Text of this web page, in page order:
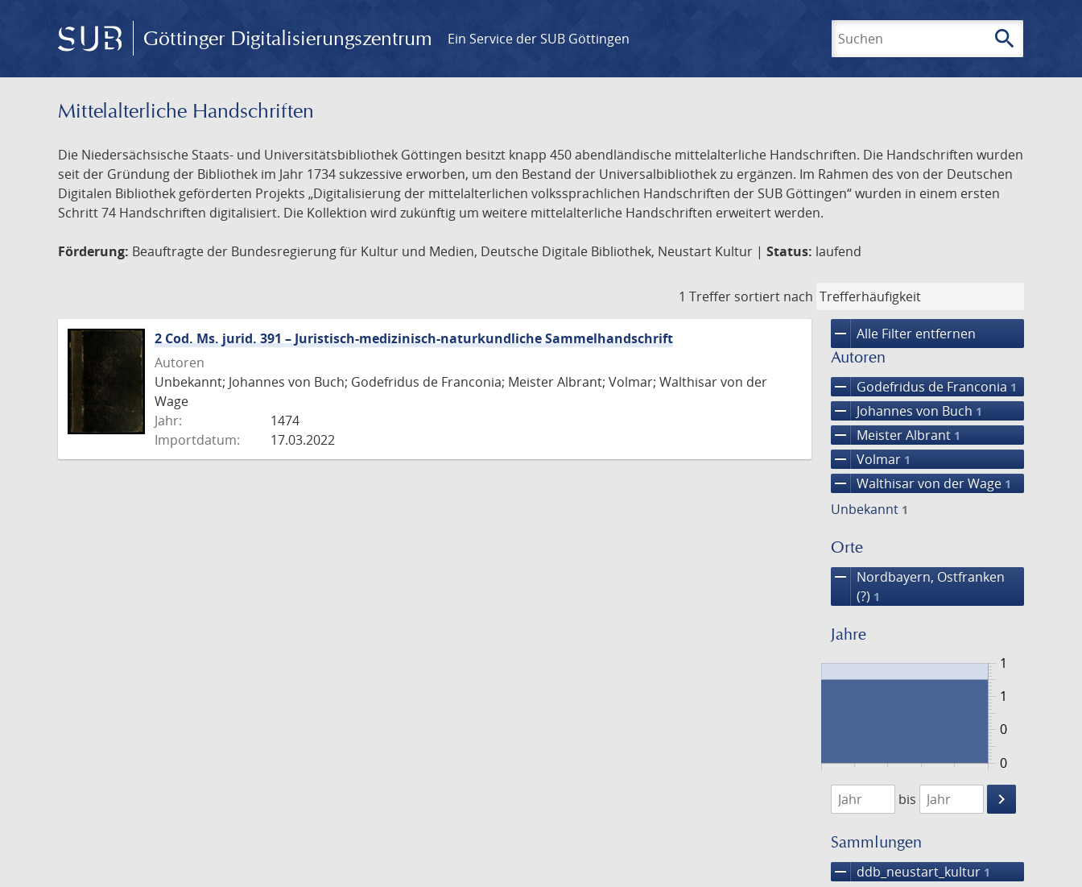
Göttinger Digitalisierungszentrum Ein Service der SUB Göttingen search
Mittelalterliche Handschriften
Die Niedersächsische Staats- und Universitätsbibliothek Göttingen besitzt knapp 450 abendländische mittelalterliche Handschriften. Die Handschriften wurden
seit der Gründung der Bibliothek im Jahr 1734 sukzessive erworben, um den Bestand der Universalbibliothek zu ergänzen. Im Rahmen des von der Deutschen
Digitalen Bibliothek geförderten Projekts „Digitalisierung der mittelalterlichen volkssprachlichen Handschriften der SUB Göttingen“ wurden in einem ersten
Schritt 74 Handschriften digitalisiert. Die Kollektion wird zukünftig um weitere mittelalterliche Handschriften erweitert werden.
Förderung: Beauftragte der Bundesregierung für Kultur und Medien, Deutsche Digitale Bibliothek, Neustart Kultur | Status: laufend
1 Treffer sortiert nach
remove Alle Filter entfernen
Autoren
remove Godefridus de Franconia 1
remove Johannes von Buch 1
remove Meister Albrant 1
remove Volmar 1
remove Walthisar von der Wage 1
Unbekannt 1
Orte
remove
Nordbayern, Ostfranken
(?) 1
Jahre
0
1
0
1
1474
1475
bis
keyboard_arrow_right
Suche
Sammlungen
remove ddb_neustart_kultur 1
2 Cod. Ms. jurid. 391 – Juristisch-medizinisch-naturkundliche Sammelhandschrift
Autoren
Unbekannt; Johannes von Buch; Godefridus de Franconia; Meister Albrant; Volmar; Walthisar von der
Wage
Jahr:
1474
Importdatum:
17.03.2022